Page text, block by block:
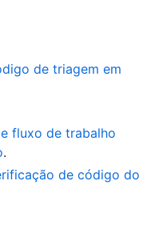
de triagem em
fluxo de trabalho
.
de código do